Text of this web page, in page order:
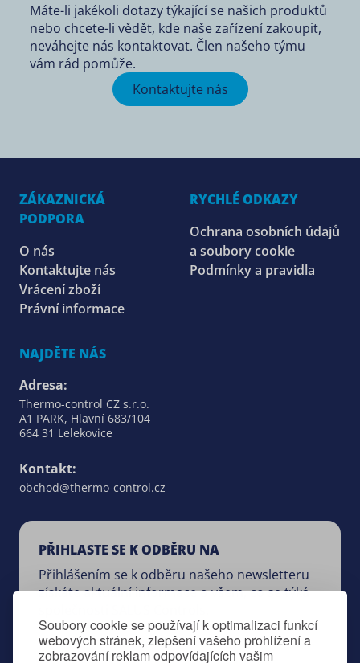
Soubory cookie se používají k optimalizaci funkcí
webových stránek, zlepšení vašeho prohlížení a
zobrazování reklam odpovídajících vašim
Máte-li jakékoli dotazy týkající se našich produktů
nebo chcete-li vědět, kde naše zařízení zakoupit,
neváhejte nás kontaktovat. Člen našeho týmu
vám rád pomůže.
Kontaktujte nás
ZÁKAZNICKÁ
PODPORA
O nás
Kontaktujte nás
Vrácení zboží
Právní informace
RYCHLÉ ODKAZY
Ochrana osobních údajů
a soubory cookie
Podmínky a pravidla
NAJDĚTE NÁS
Adresa:
Thermo-control CZ s.r.o.
A1 PARK, Hlavní 683/104
664 31 Lelekovice
Kontakt:
obchod@thermo-control.cz
PŘIHLASTE SE K ODBĚRU NA
Přihlášením se k odběru našeho newsletteru
získáte aktuální informace o všem, co se týká